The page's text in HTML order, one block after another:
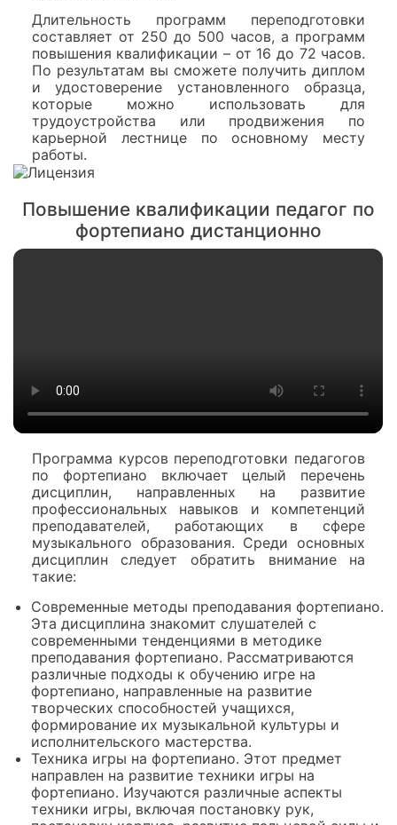
Длительность программ переподготовки
составляет от 250 до 500 часов, а программ
повышения квалификации – от 16 до 72 часов.
По результатам вы сможете получить диплом
и удостоверение установленного образца,
которые можно использовать для
трудоустройства или продвижения по
карьерной лестнице по основному месту
работы.
Повышение квалификации педагог по
фортепиано дистанционно
Программа курсов переподготовки педагогов
по фортепиано включает целый перечень
дисциплин, направленных на развитие
профессиональных навыков и компетенций
преподавателей, работающих в сфере
музыкального образования. Среди основных
дисциплин следует обратить внимание на
такие:
Современные методы преподавания фортепиано.
Эта дисциплина знакомит слушателей с
современными тенденциями в методике
преподавания фортепиано. Рассматриваются
различные подходы к обучению игре на
фортепиано, направленные на развитие
творческих способностей учащихся,
формирование их музыкальной культуры и
исполнительского мастерства.
Техника игры на фортепиано. Этот предмет
направлен на развитие техники игры на
фортепиано. Изучаются различные аспекты
техники игры, включая постановку рук,